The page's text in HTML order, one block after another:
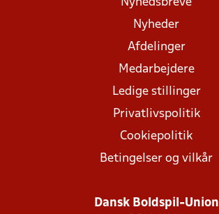
Nyhedsbreve
Nyheder
Afdelinger
Medarbejdere
Ledige stillinger
Privatlivspolitik
Cookiepolitik
Betingelser og vilkår
Dansk Boldspil-Union